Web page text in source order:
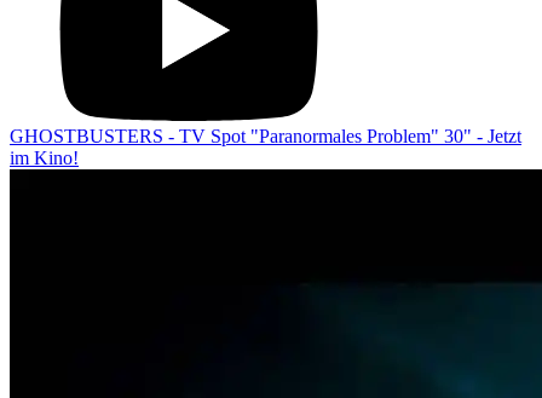
GHOSTBUSTERS - TV Spot "Paranormales Problem" 30" - Jetzt
im Kino!